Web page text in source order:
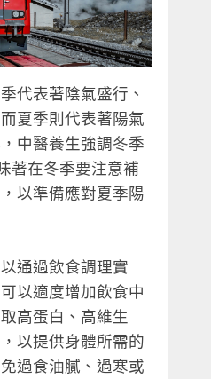
代表著陰氣盛行、
夏季則代表著陽氣
中醫養生強調冬季
著在冬季要注意補
以準備應對夏季陽
通過飲食調理實
以適度增加飲食中
高蛋白、高維生
以提供身體所需的
過食油膩、過寒或